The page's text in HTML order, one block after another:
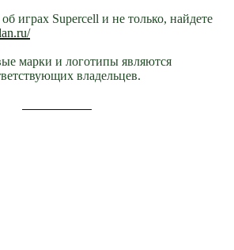
играх Supercell и не только, найдете
марки и логотипы являются
владельцев.